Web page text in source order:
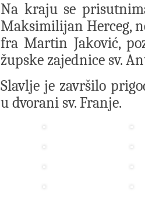
Na kraju se
Maksimilijan Herceg,
fra Martin Jaković,
župske zajednice sv.
Slavlje je završilo
u dvorani sv. Franje.